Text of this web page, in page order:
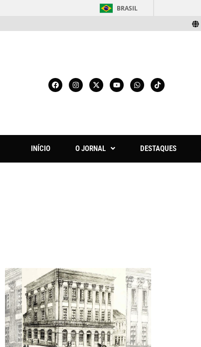
BRASIL
INÍCIO O JORNAL DESTAQUES